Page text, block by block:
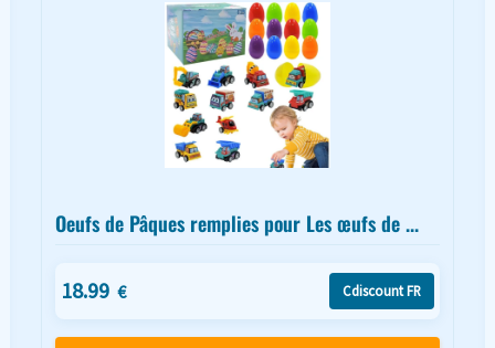
Oeufs de Pâques remplies pour Les œufs de ...
18.99 € Cdiscount FR